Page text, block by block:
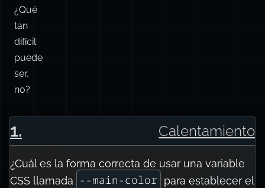
¿Qué
tan
difícil
puede
ser,
no?
1. Calentamiento
¿Cuál es la forma correcta de usar una variable
CSS llamada
--main-color
para establecer el